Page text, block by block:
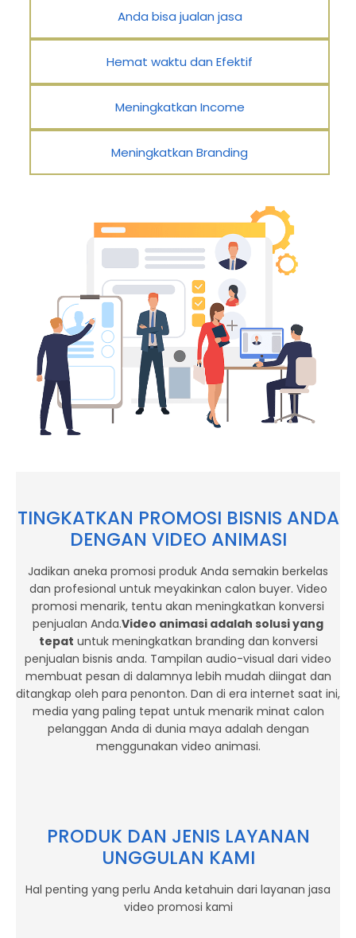
Anda bisa jualan jasa
Hemat waktu dan Efektif
Meningkatkan Income
Meningkatkan Branding
TINGKATKAN PROMOSI BISNIS ANDA
DENGAN VIDEO ANIMASI
Jadikan aneka promosi produk Anda semakin berkelas
dan profesional untuk meyakinkan calon buyer. Video
promosi menarik, tentu akan meningkatkan konversi
penjualan Anda.Video animasi adalah solusi yang
tepat untuk meningkatkan branding dan konversi
penjualan bisnis anda. Tampilan audio-visual dari video
membuat pesan di dalamnya lebih mudah diingat dan
ditangkap oleh para penonton. Dan di era internet saat ini,
media yang paling tepat untuk menarik minat calon
pelanggan Anda di dunia maya adalah dengan
menggunakan video animasi.
PRODUK DAN JENIS LAYANAN
UNGGULAN KAMI
Hal penting yang perlu Anda ketahuin dari layanan jasa
video promosi kami